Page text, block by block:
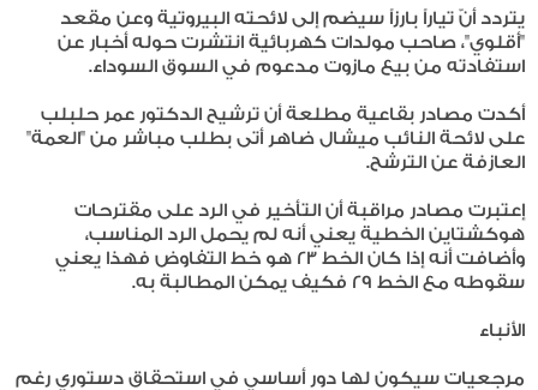
يتردد أنّ تياراً بارزاً سيضم إلى لائحته البيروتية وعن مقعد
"أقلوي"، صاحب مولدات كهربائية انتشرت حوله أخبار عن
استفادته من بيع مازوت مدعوم في السوق السوداء.
أكدت مصادر بقاعية مطلعة أن ترشيح الدكتور عمر حلبلب
على لائحة النائب ميشال ضاهر أتى بطلب مباشر من "العمة"
العازفة عن الترشح.
إعتبرت مصادر مراقبة أن التأخير في الرد على مقترحات
هوكشتاين الخطية يعني أنه لم يحمل الرد المناسب،
وأضافت أنه إذا كان الخط 23 هو خط التفاوض فهذا يعني
سقوطه مع الخط 29 فكيف يمكن المطالبة به.
الأنباء
مرجعيات سيكون لها دور أساسي في استحقاق دستوري رغم